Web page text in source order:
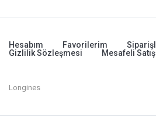
Hesabım Favorilerim
Gizlilik Sözleşmesi
Mesafeli
Longines